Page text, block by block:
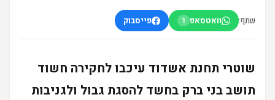
שתף: וואטסאפ 1 פייסבוק
שוטרי תחנת אשדוד עיכבו לחקירה חשוד
תושב בני ברק בחשד להסגת גבול ולגניבות